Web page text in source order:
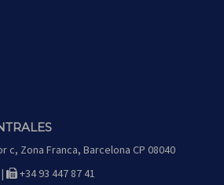
c, Zona Franca, Barcelona CP 08040
icono
+34 93 447 87 41